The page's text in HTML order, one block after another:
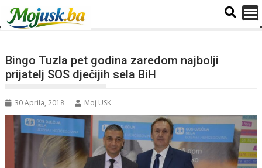
Bingo Tuzla pet godina zaredom najbolji
prijatelj SOS dječijih sela BiH
30 Aprila, 2018 Moj USK